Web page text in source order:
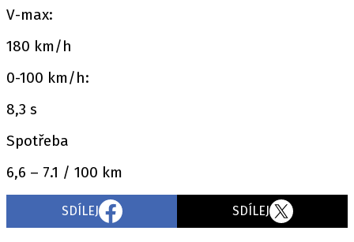
V-max:
180 km/h
0-100 km/h:
8,3 s
Spotřeba
6,6 – 7.1 / 100 km
SDÍLEJ SDÍLEJ